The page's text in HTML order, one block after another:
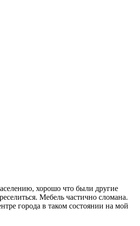
хорошо что были другие
Мебель частично сломана.
города в таком состоянии на мой